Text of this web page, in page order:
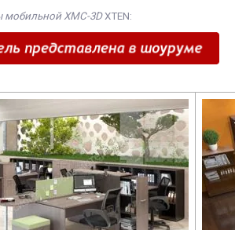
мобильной XMC-3DXTEN: